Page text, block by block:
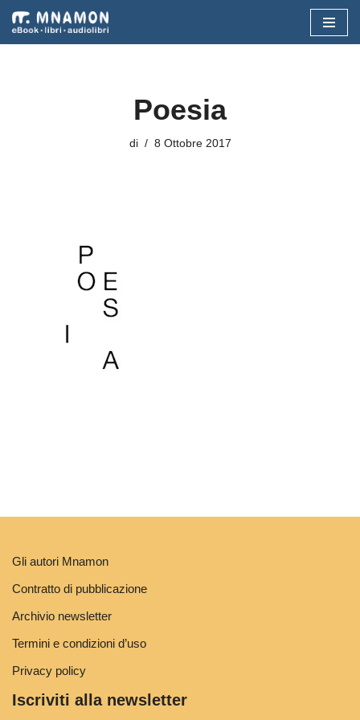
Vai
Poesia
di 8 Ottobre 2017
Gli autori Mnamon
Contratto di pubblicazione
Archivio newsletter
Termini e condizioni d’uso
Privacy policy
Iscriviti alla newsletter